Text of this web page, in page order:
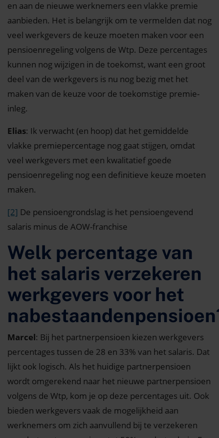
en aan de nieuwe werknemers een vlakke premie
aanbieden. Het is belangrijk om te vermelden dat nog
veel werkgevers de keuze moeten maken voor een
pensioenregeling volgens de Wtp. Deze percentages
kunnen nog wijzigen in de toekomst, want een groot
deel van de werkgevers is nu nog bezig met het
maken van de keuze voor de toekomstige premie-
inleg.
Elias: Ik verwacht (en hoop) dat het gemiddelde
vlakke premiepercentage nog gaat stijgen, omdat
veel werkgevers met een kwalitatief goede
pensioenregeling nog een definitieve keuze moeten
maken.
[2] De pensioengrondslag is het pensioengevend
salaris minus de AOW-franchise
Welk percentage van
het salaris verzekeren
werkgevers voor het
Marcel: Bij het partnerpensioen kiezen werkgevers
percentages tussen de 28 en 33% van het salaris. Dat
lijkt ook logisch. Als het huidige partnerpensioen
wordt omgerekend naar het nieuwe partnerpensioen
volgens de Wtp, kom je op deze percentages uit. Ook
bieden werkgevers vaak de mogelijkheid aan
werknemers om zich aanvullend bij te verzekeren